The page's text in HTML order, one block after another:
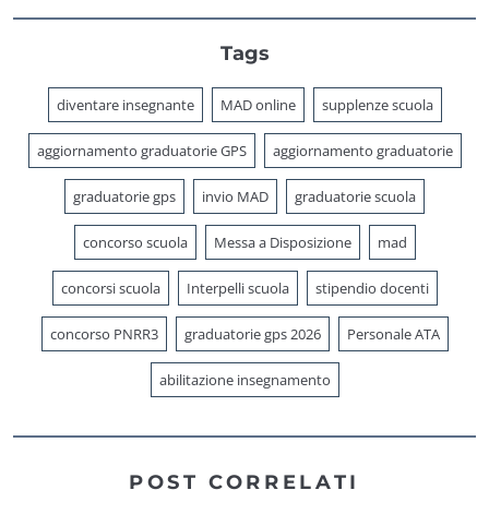
Tags
diventare insegnante MAD online supplenze scuola
aggiornamento graduatorie GPS aggiornamento graduatorie
graduatorie gps invio MAD graduatorie scuola
concorso scuola Messa a Disposizione mad
concorsi scuola Interpelli scuola stipendio docenti
concorso PNRR3 graduatorie gps 2026 Personale ATA
abilitazione insegnamento
POST CORRELATI